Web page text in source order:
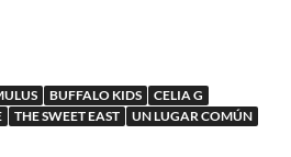
BUFFALO KIDS
CELIA G
THE SWEET EAST
UN LUGAR COMÚN